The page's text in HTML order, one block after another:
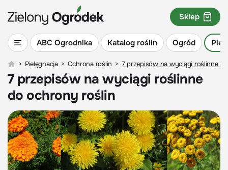
ABC Ogrodnika Katalog roślin Ogród
Sklep
> Pielęgnacja > Ochrona roślin > 7 przepisów na wyciągi roślinne
7 przepisów na wyciągi roślinne
do ochrony roślin